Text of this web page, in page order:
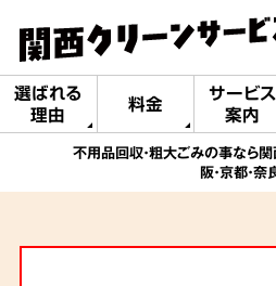
選ばれる
理由
料金
サービス
案内
不用品回収・粗大ごみの事なら
阪・京都・奈